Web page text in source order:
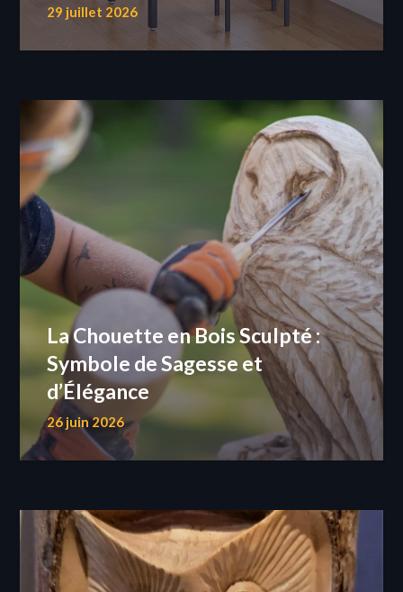
29 juillet 2026
La Chouette en Bois Sculpté :
Symbole de Sagesse et
d’Élégance
26 juin 2026